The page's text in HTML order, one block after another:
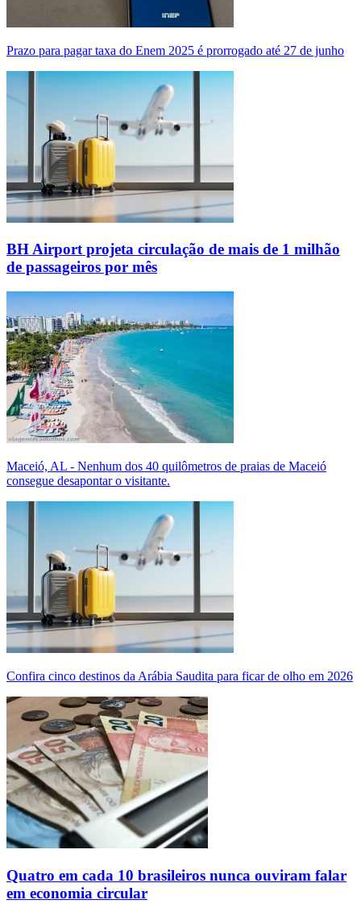
Prazo para pagar taxa do Enem 2025 é prorrogado até 27 de junho
BH Airport projeta circulação de mais de 1 milhão
de passageiros por mês
Maceió, AL - Nenhum dos 40 quilômetros de praias de Maceió
consegue desapontar o visitante.
Confira cinco destinos da Arábia Saudita para ficar de olho em 2026
Quatro em cada 10 brasileiros nunca ouviram falar
em economia circular